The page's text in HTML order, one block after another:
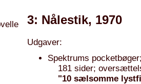
3: Nålestik, 1970
Udgaver:
Spektrums
181 sider;
"10 sælsomme